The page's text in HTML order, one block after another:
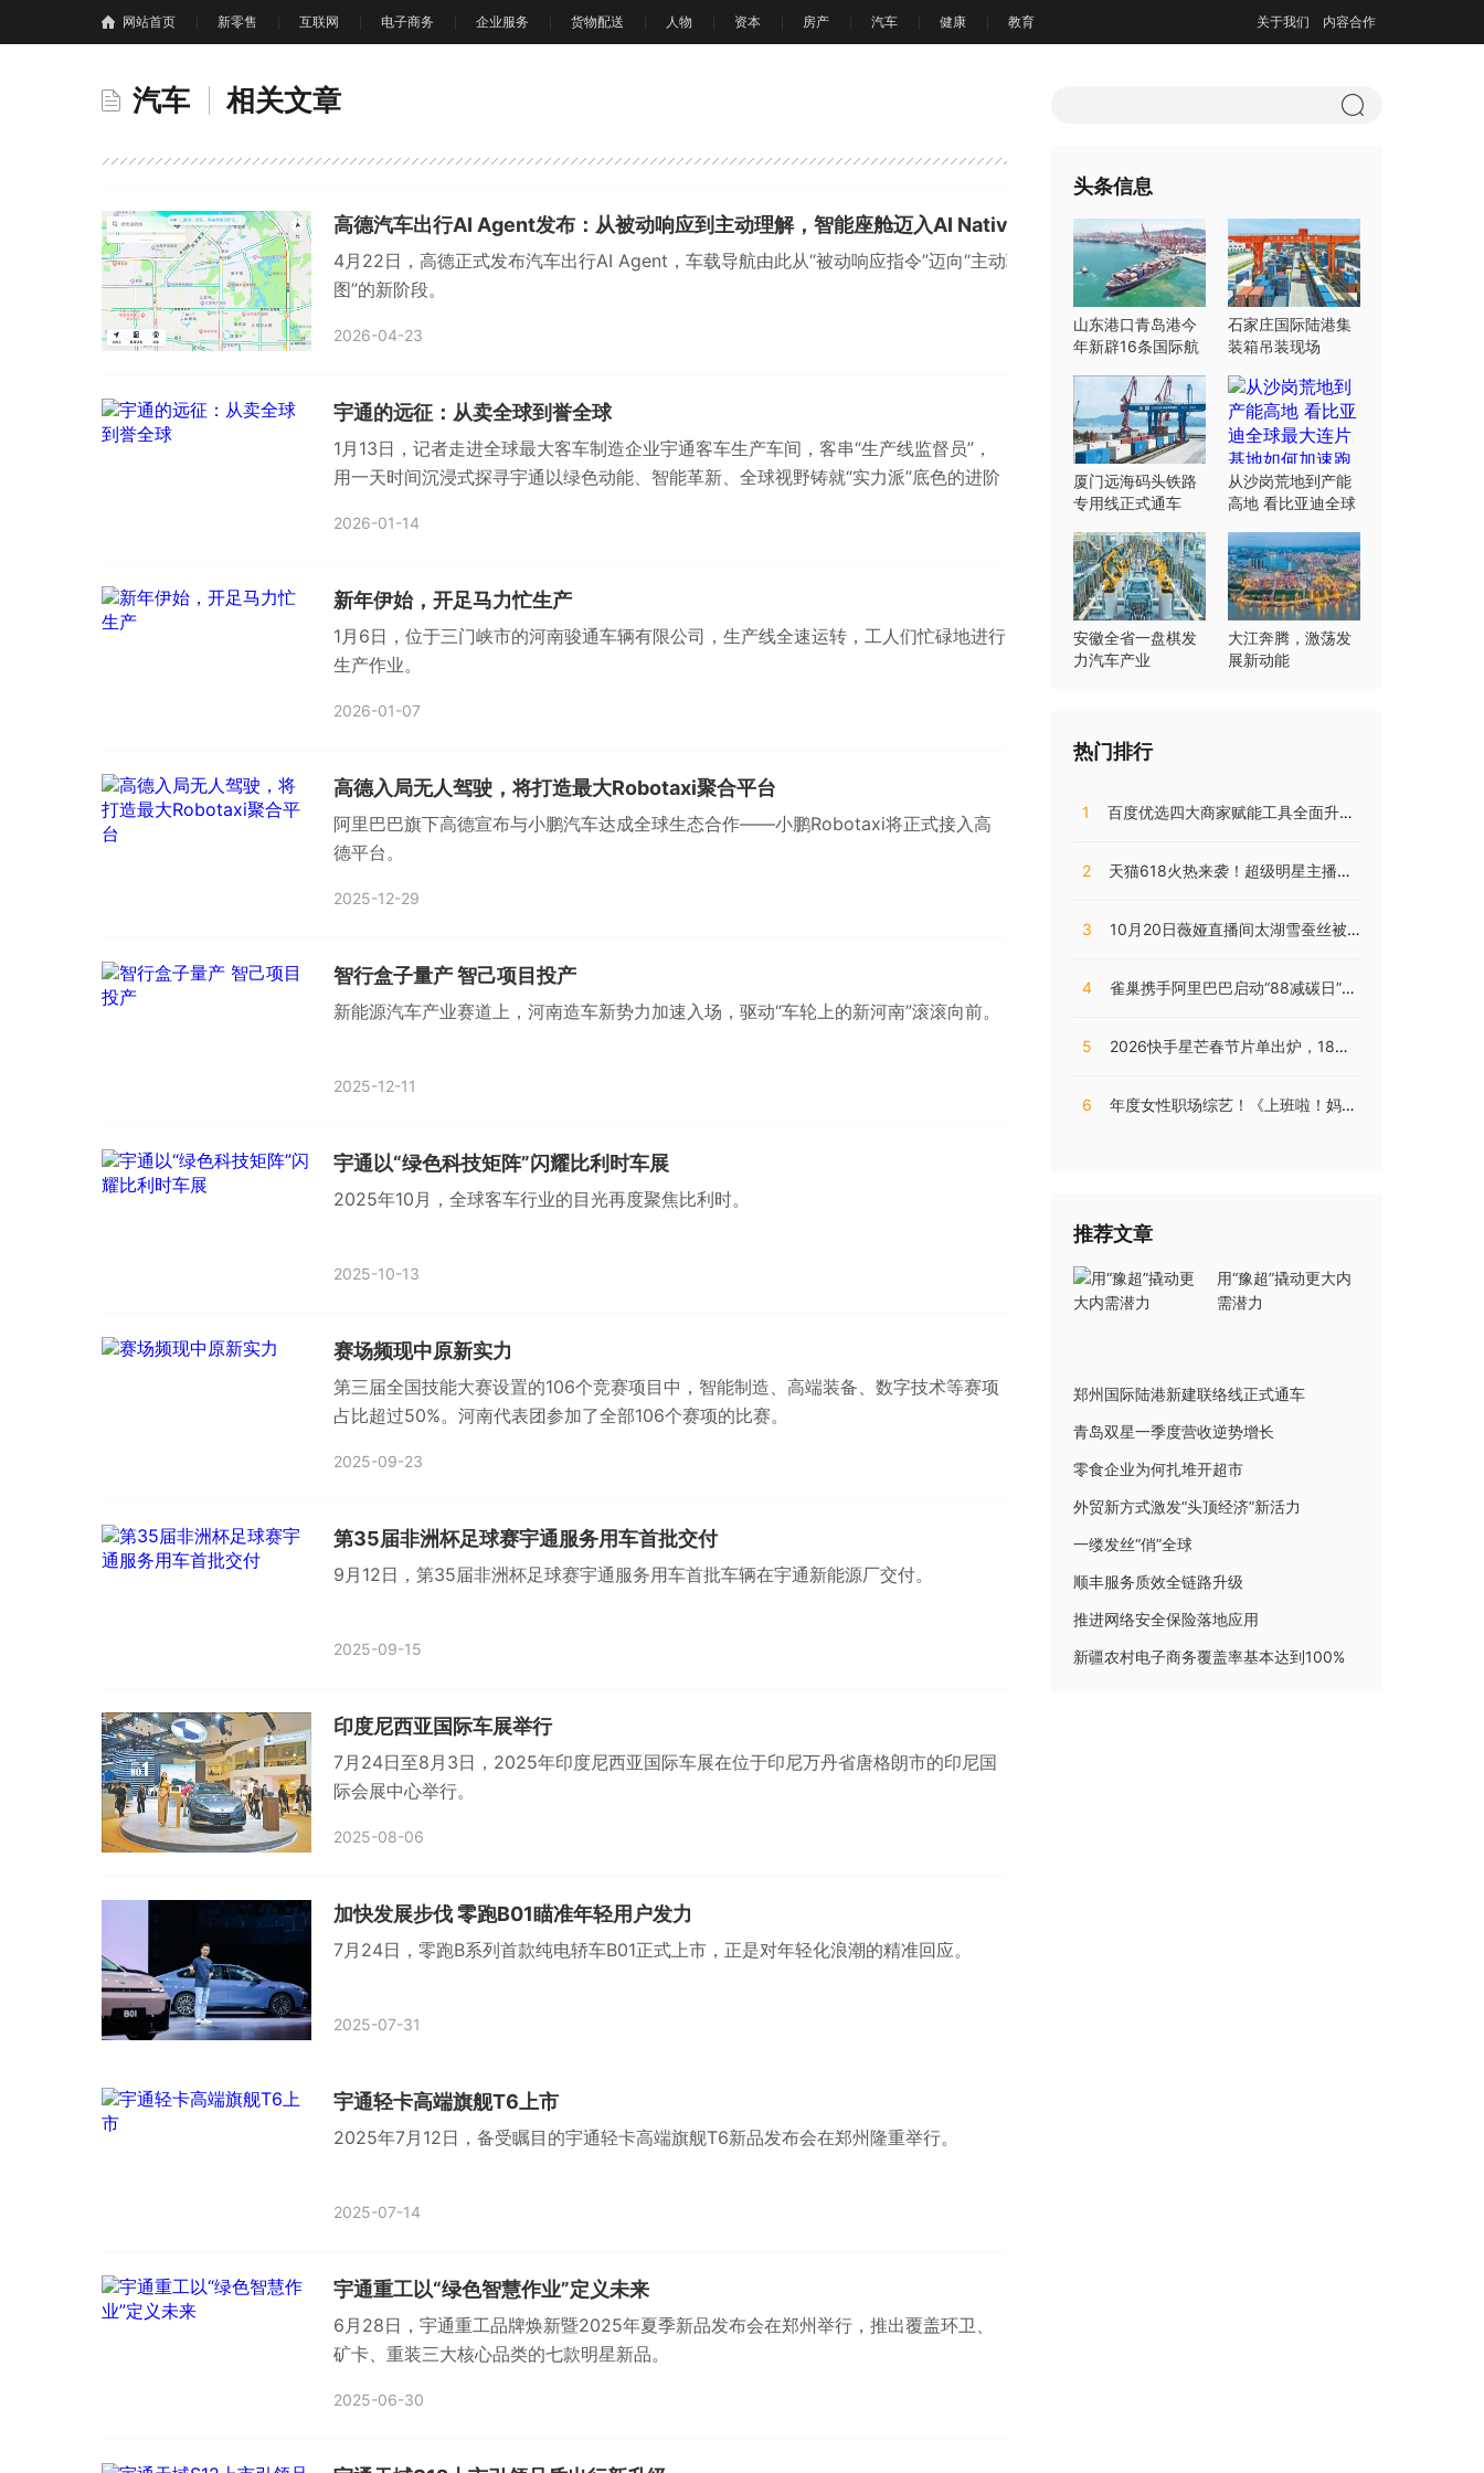
网站首页 新零售 互联网 电子商务 企业服务 货物配送 人物 资本 房产 汽车 健康 教育 关于我们 内容合作
汽车 相关文章
高德汽车出行AI Agent发布：从被动响应到主动理解，智能座舱迈入AI Native时代
4月22日，高德正式发布汽车出行AI Agent，车载导航由此从“被动响应指令”迈向“主动理解意
图”的新阶段。
2026-04-23
宇通的远征：从卖全球到誉全球
1月13日，记者走进全球最大客车制造企业宇通客车生产车间，客串“生产线监督员”，
用一天时间沉浸式探寻宇通以绿色动能、智能革新、全球视野铸就“实力派”底色的进阶
2026-01-14
新年伊始，开足马力忙生产
1月6日，位于三门峡市的河南骏通车辆有限公司，生产线全速运转，工人们忙碌地进行
生产作业。
2026-01-07
高德入局无人驾驶，将打造最大Robotaxi聚合平台
阿里巴巴旗下高德宣布与小鹏汽车达成全球生态合作——小鹏Robotaxi将正式接入高
德平台。
2025-12-29
智行盒子量产 智己项目投产
新能源汽车产业赛道上，河南造车新势力加速入场，驱动“车轮上的新河南”滚滚向前。
2025-12-11
宇通以“绿色科技矩阵”闪耀比利时车展
2025年10月，全球客车行业的目光再度聚焦比利时。
2025-10-13
赛场频现中原新实力
第三届全国技能大赛设置的106个竞赛项目中，智能制造、高端装备、数字技术等赛项
占比超过50%。河南代表团参加了全部106个赛项的比赛。
2025-09-23
第35届非洲杯足球赛宇通服务用车首批交付
9月12日，第35届非洲杯足球赛宇通服务用车首批车辆在宇通新能源厂交付。
2025-09-15
印度尼西亚国际车展举行
7月24日至8月3日，2025年印度尼西亚国际车展在位于印尼万丹省唐格朗市的印尼国
际会展中心举行。
2025-08-06
加快发展步伐 零跑B01瞄准年轻用户发力
7月24日，零跑B系列首款纯电轿车B01正式上市，正是对年轻化浪潮的精准回应。
2025-07-31
宇通轻卡高端旗舰T6上市
2025年7月12日，备受瞩目的宇通轻卡高端旗舰T6新品发布会在郑州隆重举行。
2025-07-14
宇通重工以“绿色智慧作业”定义未来
6月28日，宇通重工品牌焕新暨2025年夏季新品发布会在郑州举行，推出覆盖环卫、
矿卡、重装三大核心品类的七款明星新品。
2025-06-30
头条信息
山东港口青岛港今
年新辟16条国际航
石家庄国际陆港集
装箱吊装现场
厦门远海码头铁路
专用线正式通车
从沙岗荒地到产能
高地 看比亚迪全球
加速跑
安徽全省一盘棋发
力汽车产业
大江奔腾，激荡发
展新动能
热门排行
1 百度优选四大商家赋能工具全面升级，持续助推商家降本增效
2 天猫618火热来袭！超级明星主播阵容，共同助阵预售直播盛典
3 10月20日薇娅直播间太湖雪蚕丝被直播开售，开局大卖销量火爆!
4 雀巢携手阿里巴巴启动“88减碳日”，兴起咖啡低碳消费之风
5 2026快手星芒春节片单出炉，18部精品短剧陪伴老铁们过个戏瘾年
6 年度女性职场综艺！《上班啦！妈妈》第二季揭秘直播电商内幕
推荐文章
用“豫超”撬动更大内
需潜力
郑州国际陆港新建联络线正式通车
青岛双星一季度营收逆势增长
零食企业为何扎堆开超市
外贸新方式激发“头顶经济”新活力
一缕发丝“俏”全球
顺丰服务质效全链路升级
推进网络安全保险落地应用
新疆农村电子商务覆盖率基本达到100%